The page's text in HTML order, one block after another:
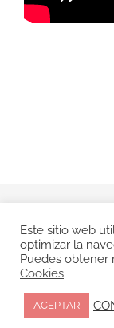
Este sitio web
optimizar la
Puedes obtener
Cookies
ACEPTAR